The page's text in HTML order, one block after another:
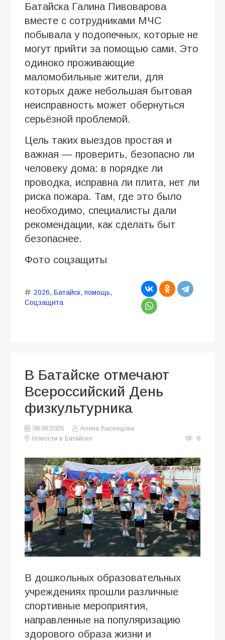
Батайска Галина Пивоварова
вместе с сотрудниками МЧС
побывала у подопечных, которые не
могут прийти за помощью сами. Это
одиноко проживающие
маломобильные жители, для
которых даже небольшая бытовая
неисправность может обернуться
серьёзной проблемой.
Цель таких выездов простая и
важная — проверить, безопасно ли
человеку дома: в порядке ли
проводка, исправна ли плита, нет ли
риска пожара. Там, где это было
необходимо, специалисты дали
рекомендации, как сделать быт
безопаснее.
Фото соцзащиты
2026, Батайск, помощь,
Соцзащита
В Батайске отмечают
Всероссийский День
физкультурника
08.08.2026
Алена Васнецова
Новости в Батайске
8
В дошкольных образовательных
учреждениях прошли различные
спортивные мероприятия,
направленные на популяризацию
здорового образа жизни и